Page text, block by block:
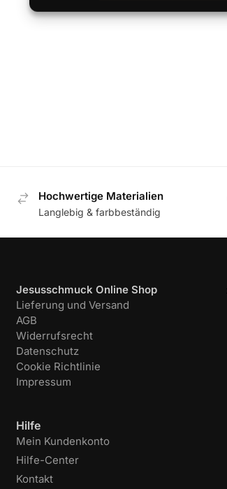
Hochwertige Materialien
Langlebig & farbbeständig
Jesusschmuck Online Shop
Lieferung und Versand
AGB
Widerrufsrecht
Datenschutz
Cookie Richtlinie
Impressum
Hilfe
Mein Kundenkonto
Hilfe-Center
Kontakt